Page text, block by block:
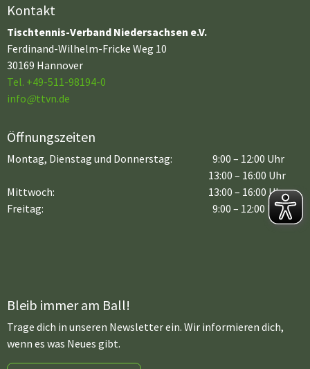
Kontakt
Tischtennis-Verband Niedersachsen e.V.
Ferdinand-Wilhelm-Fricke Weg 10
30169 Hannover
Tel. +49-511-98194-0
info@ttvn.de
Öffnungszeiten
Montag, Dienstag und Donnerstag:
9:00 – 12:00 Uhr
13:00 – 16:00 Uhr
Mittwoch:
Freitag:
13:00 – 16:00 Uhr
9:00 – 12:00 Uhr
Bleib immer am Ball!
Trage dich in unseren Newsletter ein. Wir informieren dich,
wenn es was Neues gibt.